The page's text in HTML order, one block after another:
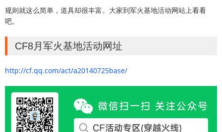
规则就这么简单，道具却很丰富。大家到军火基地活动网站上看看
吧。
CF8月军火基地活动网址
http://cf.qq.com/act/a20140725base/